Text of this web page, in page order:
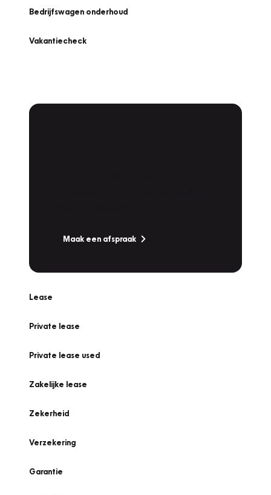
Bedrijfswagen onderhoud
Vakantiecheck
Maak een afspraak
Lease
Private lease
Private lease used
Zakelijke lease
Zekerheid
Verzekering
Garantie